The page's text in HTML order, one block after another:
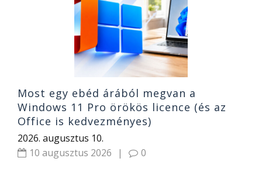
Most egy ebéd árából megvan a
Windows 11 Pro örökös licence (és az
Office is kedvezményes)
2026. augusztus 10.
10 augusztus 2026
| 0